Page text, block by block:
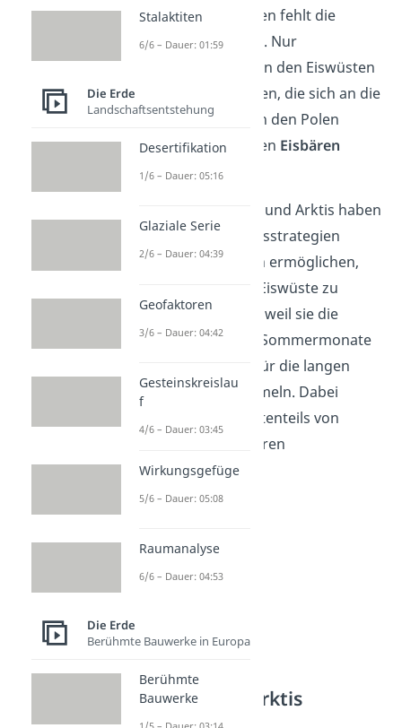
aus. Denn ohne Pflanzen fehlt die
Nahrung für viele Tiere. Nur
Fleischfresser können in den Eiswüsten
überleben. Zu den Tieren, die sich an die
Lebensbedingungen an den Polen
angepasst haben, zählen Eisbären
Pinguine.
Alle Tiere der Antarktis und Arktis haben
einzigartige Überlebensstrategien
entwickelt, die es ihnen ermöglichen,
den Bedingungen der Eiswüste zu
trotzen.Sie überleben, weil sie die
kurzen Frühlings- und Sommermonate
für die langen
Wintermonate zu sammeln. Dabei
ernähren sie sich größtenteils von
Fleisch, Fisch und anderen
Meerestieren.
Tiere in der Antarktis
Stalaktiten
6/6 – Dauer: 01:59
Die Erde
Landschaftsentstehung
Desertifikation
1/6 – Dauer: 05:16
Glaziale Serie
2/6 – Dauer: 04:39
Geofaktoren
3/6 – Dauer: 04:42
Gesteinskreislau
f
4/6 – Dauer: 03:45
Wirkungsgefüge
5/6 – Dauer: 05:08
Raumanalyse
6/6 – Dauer: 04:53
Die Erde
Berühmte Bauwerke in Europa
Berühmte
Bauwerke